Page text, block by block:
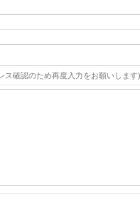
ス確認のため再度入力をお願いします)